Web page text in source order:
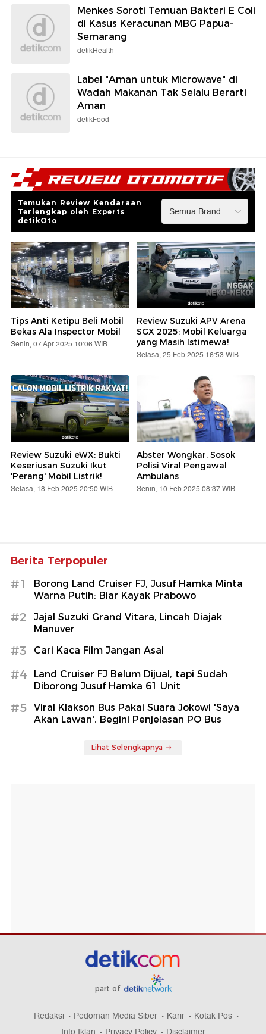
Menkes Soroti Temuan Bakteri E Coli
di Kasus Keracunan MBG Papua-
Semarang
detikHealth
Label "Aman untuk Microwave" di
Wadah Makanan Tak Selalu Berarti
Aman
detikFood
Temukan Review Kendaraan
Terlengkap oleh Experts
detikOto
Tips Anti Ketipu Beli Mobil
Bekas Ala Inspector Mobil
Senin, 07 Apr 2025 10:06 WIB
Review Suzuki APV Arena
SGX 2025: Mobil Keluarga
yang Masih Istimewa!
Selasa, 25 Feb 2025 16:53 WIB
Review Suzuki eWX: Bukti
Keseriusan Suzuki Ikut
'Perang' Mobil Listrik!
Selasa, 18 Feb 2025 20:50 WIB
Abster Wongkar, Sosok
Polisi Viral Pengawal
Ambulans
Senin, 10 Feb 2025 08:37 WIB
Berita Terpopuler
#1
Borong Land Cruiser FJ, Jusuf Hamka Minta
Warna Putih: Biar Kayak Prabowo
#2
Jajal Suzuki Grand Vitara, Lincah Diajak
Manuver
#3 Cari Kaca Film Jangan Asal
#4
Land Cruiser FJ Belum Dijual, tapi Sudah
Diborong Jusuf Hamka 61 Unit
#5
Viral Klakson Bus Pakai Suara Jokowi 'Saya
Akan Lawan', Begini Penjelasan PO Bus
Lihat Selengkapnya
part of
Redaksi Pedoman Media Siber Karir
Kotak Pos